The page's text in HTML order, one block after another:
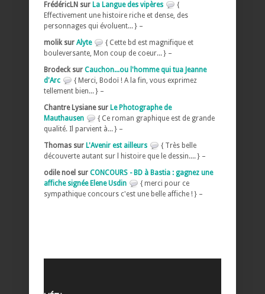
FrédéricLN sur La Langue des vipères
{
Effectivement une histoire riche et dense, des
personnages qui évoluent... } –
molik sur Alyte
{ Cette bd est magnifique et
bouleversante, Mon coup de coeur... } –
Brodeck sur Cauchon...ou l'homme qui tua Jeanne
d'Arc
{ Merci, Bodoï ! A la fin, vous exprimez
tellement bien... } –
Chantre Lysiane sur Le Photographe de
Mauthausen
{ Ce roman graphique est de grande
qualité. Il parvient à... } –
Thomas sur L'Avenir est ailleurs
{ Très belle
découverte autant sur l histoire que le dessin.... } –
odile noel sur CONCOURS - BD à Bastia : gagnez une
affiche signée Elene Usdin
{ merci pour ce
sympathique concours c'est une belle affiche ! } –